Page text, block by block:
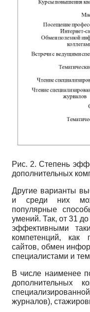
Рис. 2. Степень
дополнительных
Другие варианты
и среди них
популярные
умений. Так, от 31
эффективными
компетенций, как
сайтов, обмен
специалистами и
В числе наименее
дополнительных
журналов),